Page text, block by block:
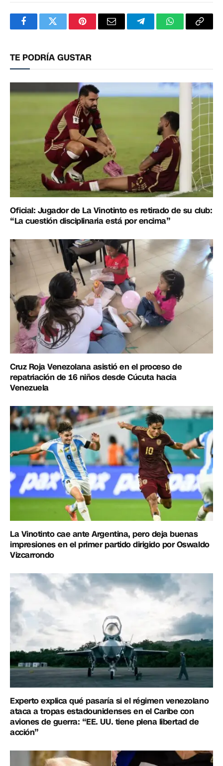
FacebookTwitterPinterestCorreoTelegramWhatsApp
TE PODRÍA GUSTAR
Oficial: Jugador de La Vinotinto es retirado de su club:
“La cuestión disciplinaria está por encima”
Cruz Roja Venezolana asistió en el proceso de
repatriación de 16 niños desde Cúcuta hacia
Venezuela
La Vinotinto cae ante Argentina, pero deja buenas
impresiones en el primer partido dirigido por Oswaldo
Vizcarrondo
Experto explica qué pasaría si el régimen venezolano
ataca a tropas estadounidenses en el Caribe con
aviones de guerra: “EE. UU. tiene plena libertad de
acción”